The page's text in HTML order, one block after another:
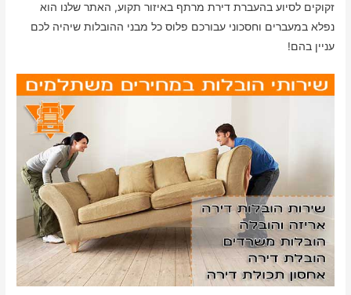
זקוקים לסיוע בהעברת דירת מרתף באיזור תקוע, האתר שלנו הוא
נפלא במעברים וחסכוני עבורכם פלוס כל מבני ההובלות שיהיה לכם
עניין בהם!